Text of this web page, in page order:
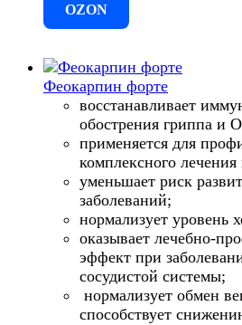
OZON
Феокарпин форте
восстанавливает
обострения гриппа и
применяется для
комплексного
уменьшает риск
заболеваний;
нормализует уровень
оказывает лечебно-
эффект при
сосудистой системы;
нормализует обмен
способствует